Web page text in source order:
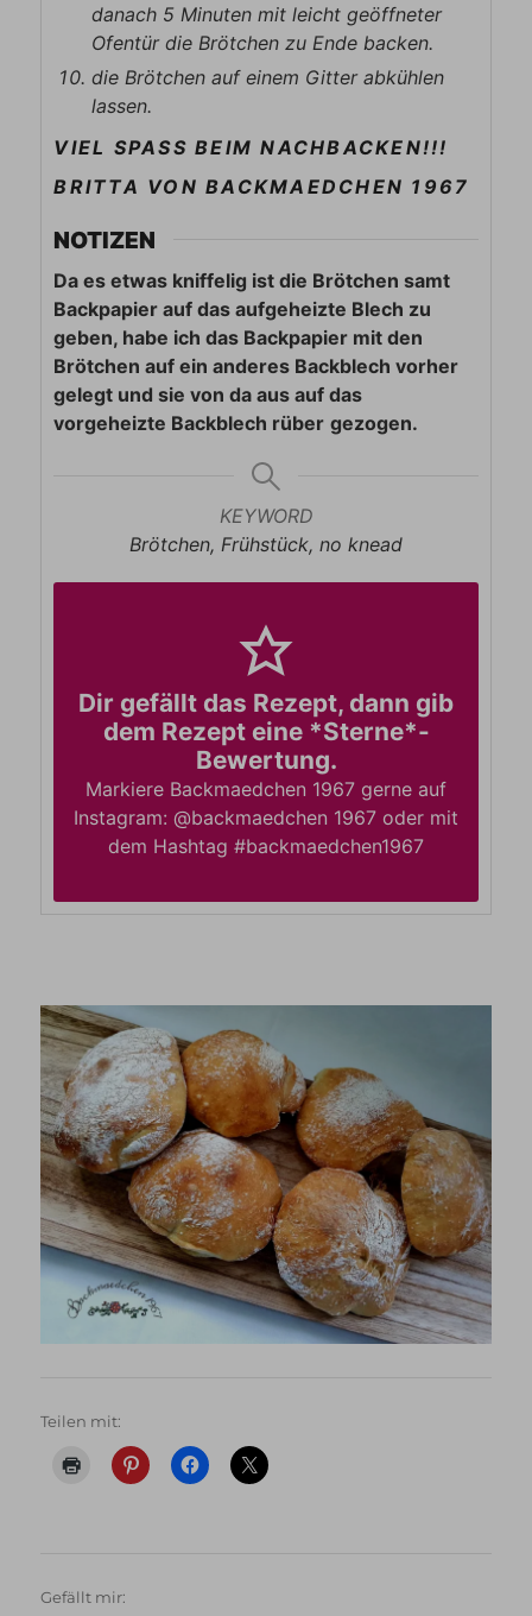
danach 5 Minuten mit leicht geöffneter
Ofentür die Brötchen zu Ende backen.
die Brötchen auf einem Gitter abkühlen
lassen.
VIEL SPASS BEIM NACHBACKEN!!!
BRITTA VON BACKMAEDCHEN 1967
NOTIZEN
Da es etwas kniffelig ist die Brötchen samt
Backpapier auf das aufgeheizte Blech zu
geben, habe ich das Backpapier mit den
Brötchen auf ein anderes Backblech vorher
gelegt und sie von da aus auf das
vorgeheizte Backblech rüber gezogen.
KEYWORD
Brötchen, Frühstück, no knead
Dir gefällt das Rezept, dann gib
dem Rezept eine *Sterne*-
Bewertung.
Markiere Backmaedchen 1967 gerne auf
Instagram: @backmaedchen 1967 oder mit
dem Hashtag #backmaedchen1967
Teilen mit:
Gefällt mir: